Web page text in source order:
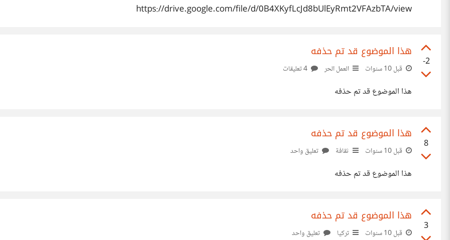
https://drive.google.com/file/d/0B4XKyfLcJd8bUlEyRmt2VFAzbTA/view
-2
هذا الموضوع قد تم حذفه
قبل 10 سنوات العمل الحر
هذا الموضوع قد تم حذفه
8
هذا الموضوع قد تم حذفه
قبل 10 سنوات ثقافة تعليق واحد
هذا الموضوع قد تم حذفه
3
هذا الموضوع قد تم حذفه
قبل 10 سنوات تركيا تعليق واحد